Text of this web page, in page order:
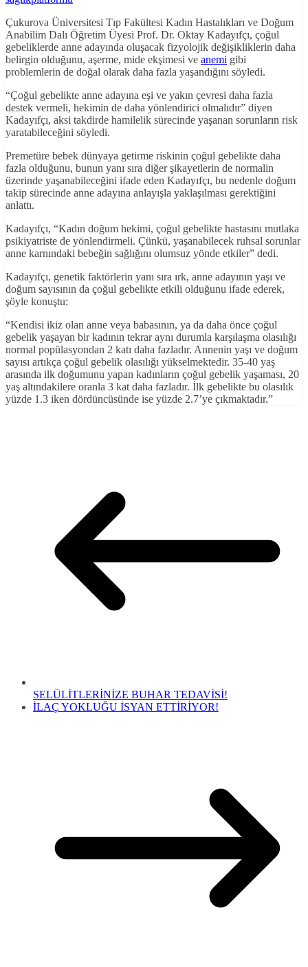
Çukurova Üniversitesi Tıp Fakültesi Kadın Hastalıkları ve Doğum
Anabilim Dalı Öğretim Üyesi Prof. Dr. Oktay Kadayıfçı, çoğul
gebeliklerde anne adayında oluşacak fizyolojik değişikliklerin daha
belirgin olduğunu, aşerme, mide ekşimesi ve anemi gibi
problemlerin de doğal olarak daha fazla yaşandığını söyledi.
“Çoğul gebelikte anne adayına eşi ve yakın çevresi daha fazla
destek vermeli, hekimin de daha yönlendirici olmalıdır” diyen
Kadayıfçı, aksi takdirde hamilelik sürecinde yaşanan sorunların risk
yaratabileceğini söyledi.
Premetüre bebek dünyaya getirme riskinin çoğul gebelikte daha
fazla olduğunu, bunun yanı sıra diğer şikayetlerin de normalin
üzerinde yaşanabileceğini ifade eden Kadayıfçı, bu nedenle doğum
takip sürecinde anne adayına anlayışla yaklaşılması gerektiğini
anlattı.
Kadayıfçı, “Kadın doğum hekimi, çoğul gebelikte hastasını mutlaka
psikiyatriste de yönlendirmeli. Çünkü, yaşanabilecek ruhsal sorunlar
anne karnındaki bebeğin sağlığını olumsuz yönde etkiler” dedi.
Kadayıfçı, genetik faktörlerin yanı sıra ırk, anne adayının yaşı ve
doğum sayısının da çoğul gebelikte etkili olduğunu ifade ederek,
şöyle konuştu:
“Kendisi ikiz olan anne veya babasının, ya da daha önce çoğul
gebelik yaşayan bir kadının tekrar aynı durumla karşılaşma olasılığı
normal popülasyondan 2 katı daha fazladır. Annenin yaşı ve doğum
sayısı artıkça çoğul gebelik olasılığı yükselmektedir. 35-40 yaş
arasında ilk doğumunu yapan kadınların çoğul gebelik yaşaması, 20
yaş altındakilere oranla 3 kat daha fazladır. İlk gebelikte bu olasılık
yüzde 1.3 iken dördüncüsünde ise yüzde 2.7’ye çıkmaktadır.”
SELÜLİTLERİNİZE BUHAR TEDAVİSİ!
İLAÇ YOKLUĞU İSYAN ETTİRİYOR!